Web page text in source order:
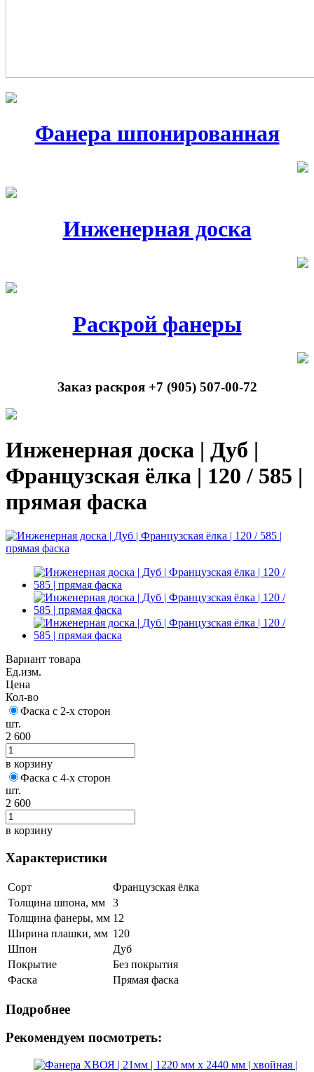
Фанера шпонированная
Инженерная доска
Раскрой фанеры
Заказ раскроя +7 (905) 507-00-72
Инженерная доска | Дуб |
Французская ёлка | 120 / 585 |
прямая фаска
Вариант товара
Ед.изм.
Цена
Кол-во
Фаска с 2-х сторон
шт.
2 600
в корзину
Фаска с 4-х сторон
шт.
2 600
в корзину
Характеристики
Сорт
Французская ёлка
Толщина шпона, мм
3
Толщина фанеры, мм 12
Ширина плашки, мм 120
Шпон
Дуб
Покрытие
Без покрытия
Фаска
Прямая фаска
Подробнее
Рекомендуем посмотреть: